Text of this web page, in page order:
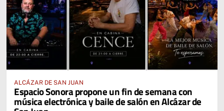
ALCÁZAR DE SAN JUAN
Espacio Sonora propone un fin de semana con
música electrónica y baile de salón en Alcázar de